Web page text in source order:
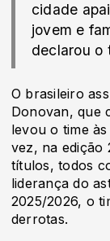
cidade
jovem e
declarou o
O brasileiro
Donovan, que
levou o time
vez, na edição
títulos, todos
liderança do
2025/2026, o
derrotas.